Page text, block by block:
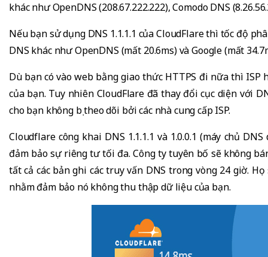
khác như OpenDNS (208.67.222.222), Comodo DNS
Nếu bạn sử dụng DNS 1.1.1.1 của CloudFlare thì tốc độ
DNS khác như OpenDNS (mất 20.6ms) và Google (mất
Dù bạn có vào web bằng giao thức HTTPS đi nữa thì
của bạn. Tuy nhiên CloudFlare đã thay đổi cục diện với
cho bạn không bị theo dõi bởi các nhà cung cấp ISP.
Cloudflare công khai DNS 1.1.1.1 và 1.0.0.1 (máy chủ
đảm bảo sự riêng tư tối đa. Công ty tuyên bố sẽ không
tất cả các bản ghi các truy vấn DNS trong vòng 24 giờ.
nhằm đảm bảo nó không thu thập dữ liệu của bạn.